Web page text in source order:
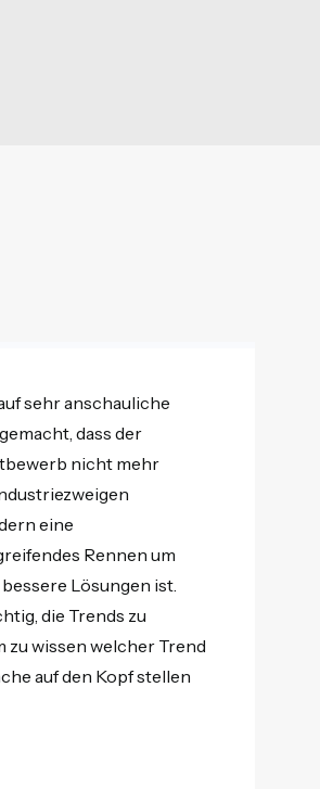
sehr anschauliche
dass der
nicht mehr
eine
Rennen um
Lösungen ist.
die Trends zu
zu wissen welcher Trend
auf den Kopf stellen